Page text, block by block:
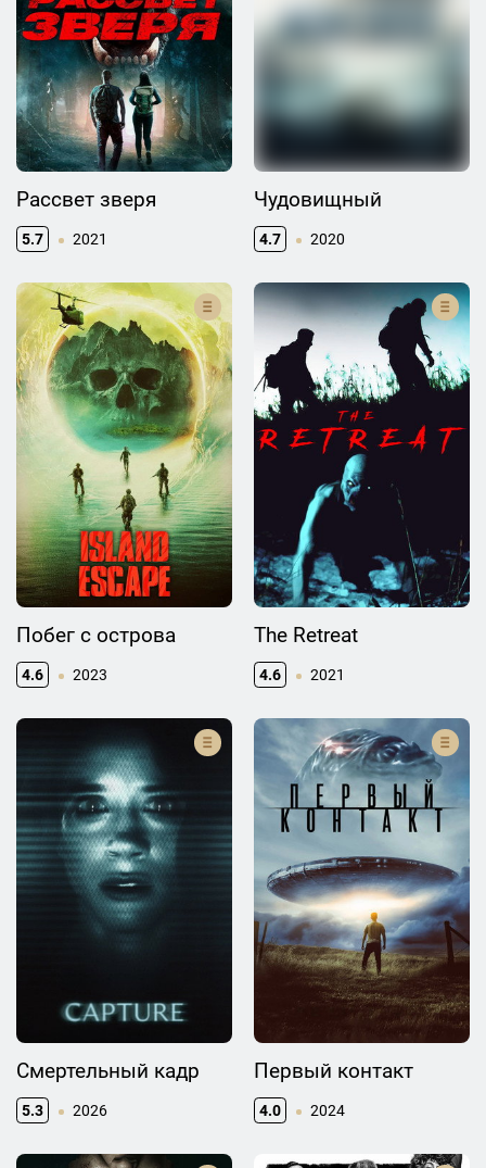
Рассвет зверя
5.7 2021
Чудовищный
4.7 2020
Побег с острова
4.6 2023
The Retreat
4.6 2021
Смертельный кадр
5.3 2026
Первый контакт
4.0 2024